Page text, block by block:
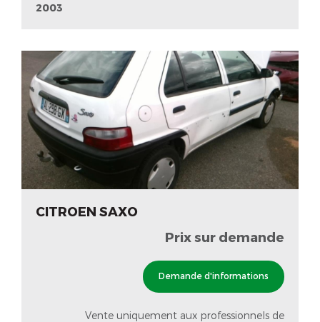
2003
CITROEN SAXO
Prix sur demande
Demande d'informations
Vente uniquement aux professionnels de